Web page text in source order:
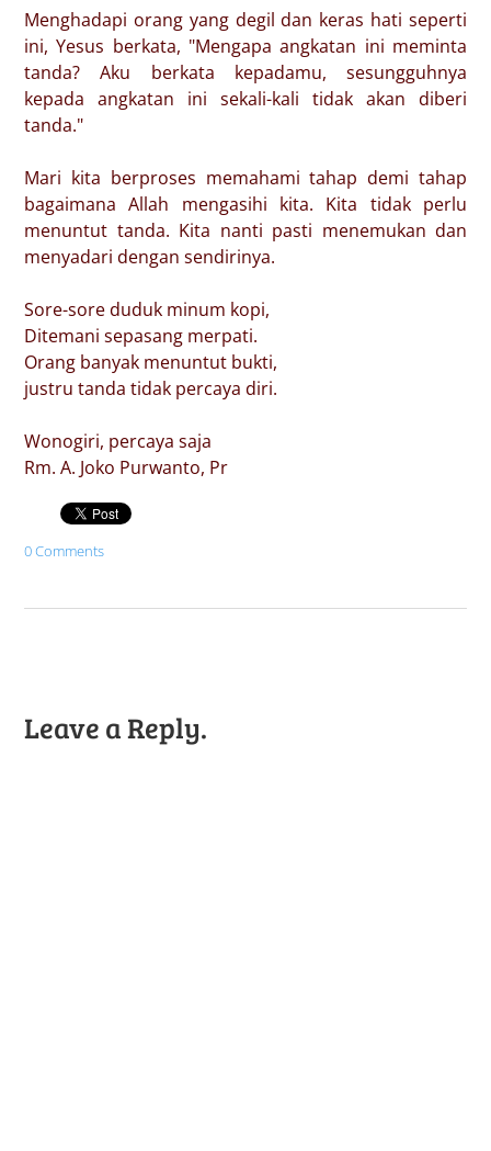
Menghadapi orang yang degil dan keras hati seperti
ini, Yesus berkata, "Mengapa angkatan ini meminta
tanda? Aku berkata kepadamu, sesungguhnya
kepada angkatan ini sekali-kali tidak akan diberi
tanda."
Mari kita berproses memahami tahap demi tahap
bagaimana Allah mengasihi kita. Kita tidak perlu
menuntut tanda. Kita nanti pasti menemukan dan
menyadari dengan sendirinya.
Sore-sore duduk minum kopi,
Ditemani sepasang merpati.
Orang banyak menuntut bukti,
justru tanda tidak percaya diri.
Wonogiri, percaya saja
Rm. A. Joko Purwanto, Pr
0 Comments
Leave a Reply.